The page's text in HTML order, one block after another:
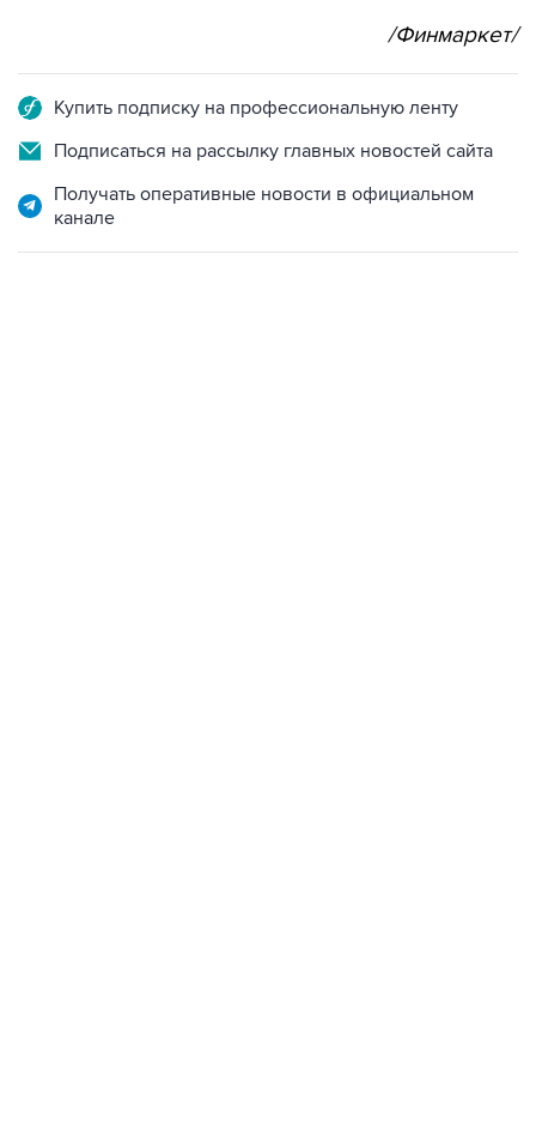
/Финмаркет/
Купить подписку на профессиональную ленту
Подписаться на рассылку главных новостей сайта
Получать оперативные новости в официальном
канале